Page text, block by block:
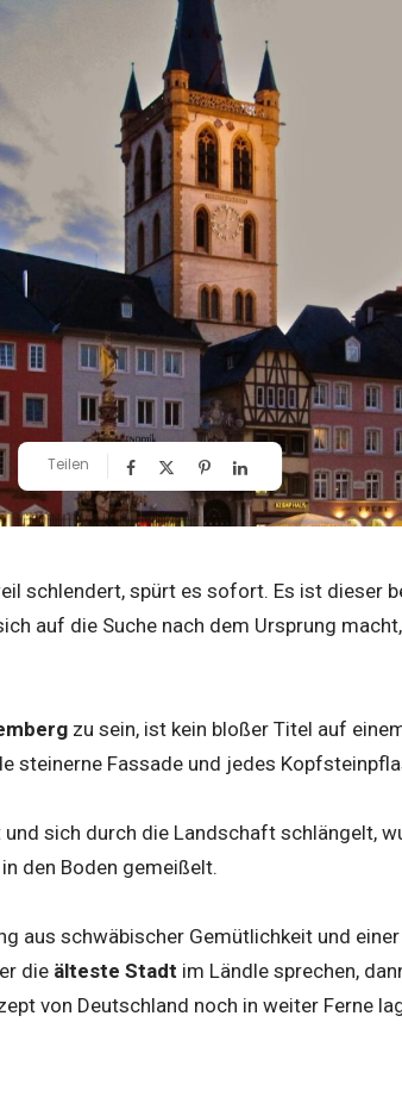
Teilen
schlendert, spürt es sofort. Es ist dieser
auf die Suche nach dem Ursprung
zu sein, ist kein bloßer Titel auf
steinerne Fassade und jedes
sich durch die Landschaft schlängelt,
den Boden gemeißelt.
aus schwäbischer Gemütlichkeit und
die älteste Stadt im Ländle sprechen,
von Deutschland noch in weiter Ferne